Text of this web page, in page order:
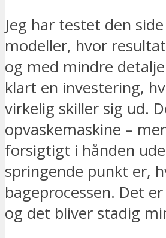
Jeg har testet den
modeller, hvor
og med mindre
klart en investering,
virkelig skiller sig ud.
opvaskemaskine –
forsigtigt i hånden
springende punkt er,
bageprocessen. Det
og det bliver stadig